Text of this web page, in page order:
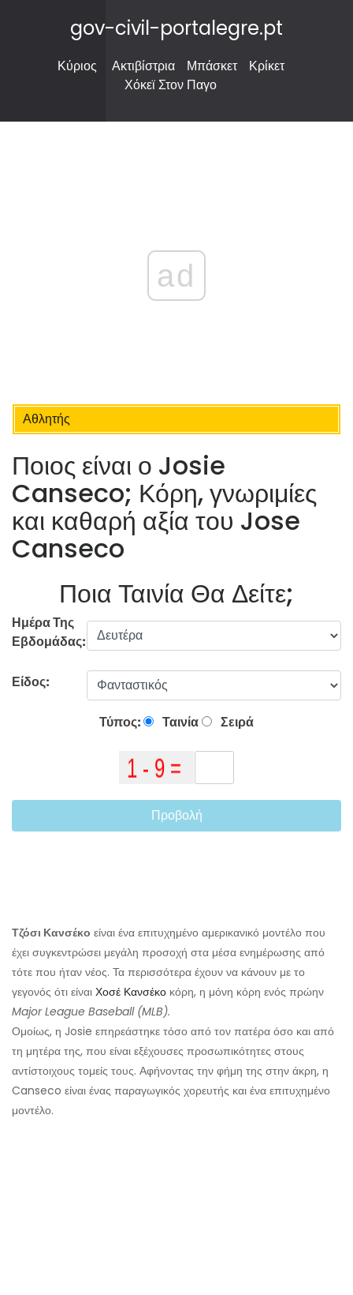
gov-civil-portalegre.pt
Κύριος Ακτιβίστρια Μπάσκετ
Κρίκετ
Χόκεϊ Στον Παγο
ad
Αθλητής
Ποιος είναι ο Josie
Canseco; Κόρη, γνωριμίες
και καθαρή αξία του Jose
Canseco
Ποια Ταινία Θα Δείτε;
Ημέρα Της
Εβδομάδας:
Είδος:
Τύπος: Ταινία Σειρά
Προβολή
Τζόσι Κανσέκο είναι ένα επιτυχημένο αμερικανικό μοντέλο που
έχει συγκεντρώσει μεγάλη προσοχή στα μέσα ενημέρωσης από
τότε που ήταν νέος. Τα περισσότερα έχουν να κάνουν με το
γεγονός ότι είναι Χοσέ Κανσέκο κόρη, η μόνη κόρη ενός πρώην
Major League Baseball (MLB).
Ομοίως, η Josie επηρεάστηκε τόσο από τον πατέρα όσο και από
τη μητέρα της, που είναι εξέχουσες προσωπικότητες στους
αντίστοιχους τομείς τους. Αφήνοντας την φήμη της στην άκρη, η
Canseco είναι ένας παραγωγικός χορευτής και ένα επιτυχημένο
μοντέλο.